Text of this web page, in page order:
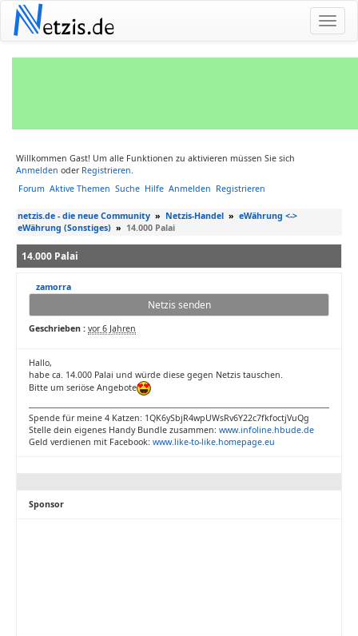
Netzis.de
Willkommen Gast! Um alle Funktionen zu aktivieren müssen Sie sich
Anmelden oder Registrieren.
Forum Aktive Themen Suche Hilfe Anmelden Registrieren
netzis.de - die neue Community » Netzis-Handel » eWährung <->
eWährung (Sonstiges) » 14.000 Palai
14.000 Palai
zamorra
Netzis senden
Geschrieben : vor 6 Jahren
Hallo,
habe ca. 14.000 Palai und würde diese gegen Netzis tauschen.
Bitte um seriöse Angebote
Spende für meine 4 Katzen: 1QK6ySbjR4wpUWsRv6Y22c7fkfoctjVuQg
Stelle dein eigenes Handy Bundle zusammen: www.infoline.hbude.de
Geld verdienen mit Facebook: www.like-to-like.homepage.eu
Sponsor